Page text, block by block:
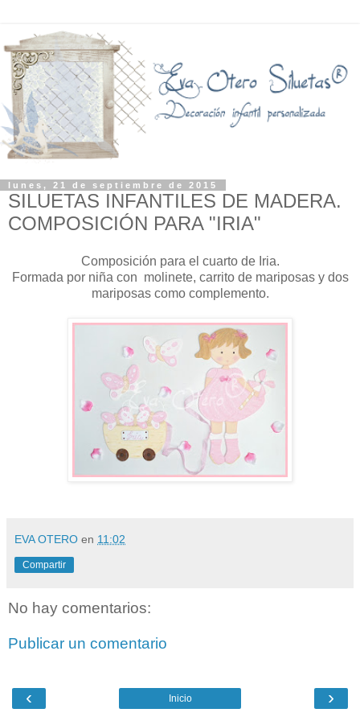
lunes, 21 de septiembre de 2015
SILUETAS INFANTILES DE MADERA.
COMPOSICIÓN PARA "IRIA"
Composición para el cuarto de Iria.
Formada por niña con molinete, carrito de mariposas y dos
mariposas como complemento.
EVA OTERO en 11:02
Compartir
No hay comentarios:
Publicar un comentario
‹ ›
Inicio